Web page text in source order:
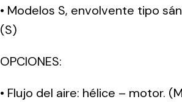
• Modelos S, envolvente tipo
(S)
OPCIONES:
• Flujo del aire: hélice – motor.